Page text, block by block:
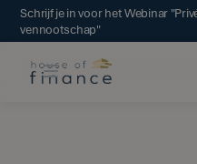
Schrijf je in voor het Webinar
vennootschap"